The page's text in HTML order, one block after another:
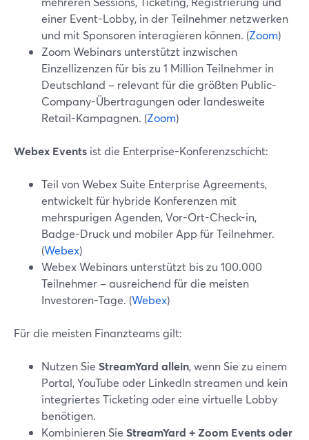
einer Event-Lobby, in der Teilnehmer netzwerken
und mit Sponsoren interagieren können. (Zoom)
Zoom Webinars unterstützt inzwischen
Einzellizenzen für bis zu 1 Million Teilnehmer in
Deutschland – relevant für die größten Public-
Company-Übertragungen oder landesweite
Retail-Kampagnen. (Zoom)
Webex Events ist die Enterprise-Konferenzschicht:
Teil von Webex Suite Enterprise Agreements,
entwickelt für hybride Konferenzen mit
mehrspurigen Agenden, Vor-Ort-Check-in,
Badge-Druck und mobiler App für Teilnehmer.
(Webex)
Webex Webinars unterstützt bis zu 100.000
Teilnehmer – ausreichend für die meisten
Investoren-Tage. (Webex)
Für die meisten Finanzteams gilt:
Nutzen Sie StreamYard allein, wenn Sie zu einem
Portal, YouTube oder LinkedIn streamen und kein
integriertes Ticketing oder eine virtuelle Lobby
benötigen.
Kombinieren Sie StreamYard + Zoom Events oder